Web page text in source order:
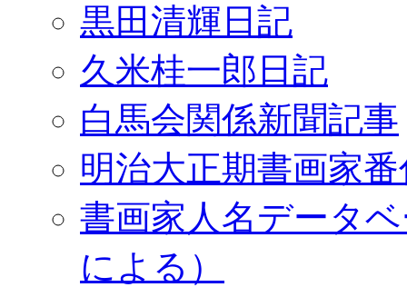
黒田清輝日記
久米桂一郎日記
白馬会関係新聞記事
明治大正期書画家
書画家人名データ
による）